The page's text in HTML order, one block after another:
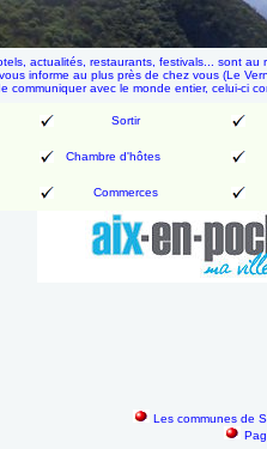
actualités, restaurants, festivals... sont
informe au plus près de chez vous (Le
communiquer avec le monde entier, celui-ci
Sortir
Chambre d'hôtes
Commerces
Les communes de